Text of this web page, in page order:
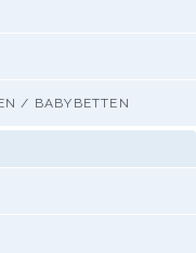
/ BABYBETTEN